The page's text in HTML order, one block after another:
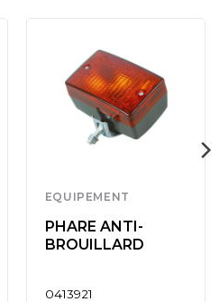
EQUIPEMENT
PHARE ANTI-
BROUILLARD
0413921